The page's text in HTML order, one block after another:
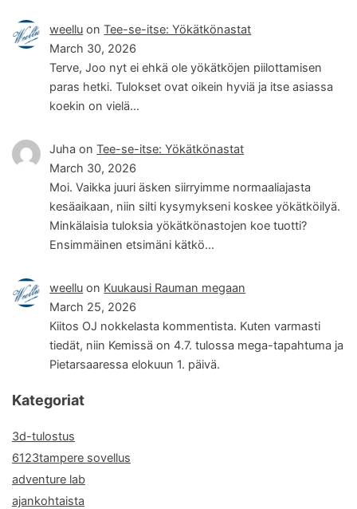
weellu onTee-se-itse: Yökätkönastat
March 30, 2026
Terve, Joo nyt ei ehkä ole yökätköjen piilottamisen
paras hetki. Tulokset ovat oikein hyviä ja itse asiassa
koekin on vielä…
Juha onTee-se-itse: Yökätkönastat
March 30, 2026
Moi. Vaikka juuri äsken siirryimme normaaliajasta
kesäaikaan, niin silti kysymykseni koskee yökätköilyä.
Minkälaisia tuloksia yökätkönastojen koe tuotti?
Ensimmäinen etsimäni kätkö…
weellu on Kuukausi Rauman megaan
March 25, 2026
Kiitos OJ nokkelasta kommentista. Kuten varmasti
tiedät, niin Kemissä on 4.7. tulossa mega-tapahtuma ja
Pietarsaaressa elokuun 1. päivä.
Kategoriat
3d-tulostus
6123tampere sovellus
adventure lab
ajankohtaista